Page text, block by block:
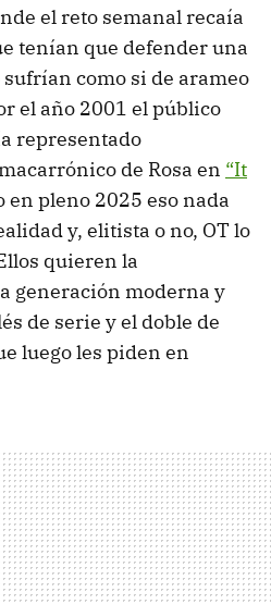
el reto semanal recaía
tenían que defender una
como si de arameo
el año 2001 el público
representado
de Rosa en “It
en pleno 2025 eso nada
y, elitista o no, OT lo
quieren la
generación moderna y
de serie y el doble de
luego les piden en